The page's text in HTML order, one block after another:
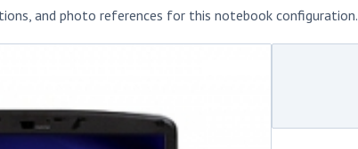
and photo references for this notebook configuration.